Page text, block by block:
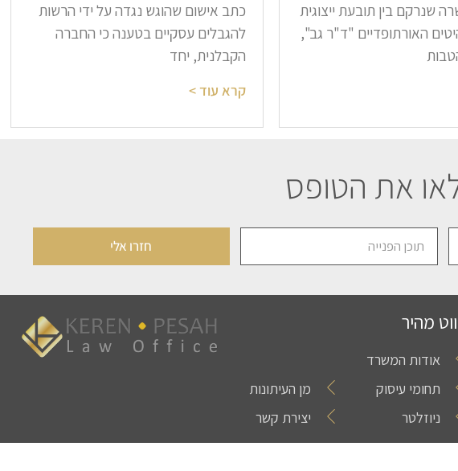
שנרקם בין תובעת ייצוגית
האורתופדיים "ד"ר גב",
כתב אישום שהוגש נגדה על ידי הרשות
להגבלים עסקיים בטענה כי החברה
הקבלנית, יחד
קרא עוד >
את הטופס
חזרו אלי
מהיר
אודות המשרד
תחומי עיסוק
ניוזלטר
מן העיתונות
יצירת קשר